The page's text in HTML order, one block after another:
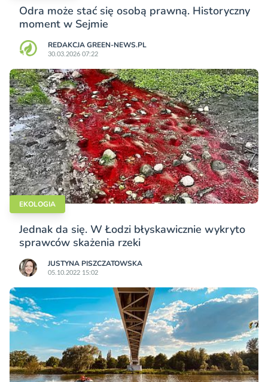
Odra może stać się osobą prawną. Historyczny
moment w Sejmie
REDAKCJA GREEN-NEWS.PL
30.03.2026 07:22
EKOLOGIA
Jednak da się. W Łodzi błyskawicznie wykryto
sprawców skażenia rzeki
JUSTYNA PISZCZATOWSKA
05.10.2022 15:02